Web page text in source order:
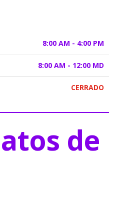
8:00 AM - 4:00 PM
8:00 AM - 12:00 MD
CERRADO
de